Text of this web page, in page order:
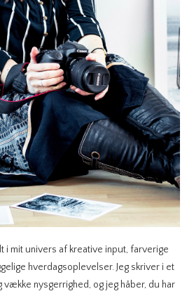
i mit univers af kreative input, farverige
hverdagsoplevelser. Jeg skriver i et
vække nysgerrighed, og jeg håber, du har